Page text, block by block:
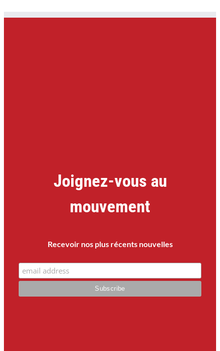
Joignez-vous au
mouvement
Recevoir nos plus récents nouvelles